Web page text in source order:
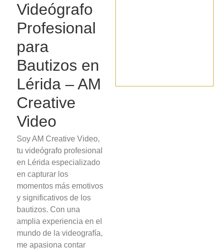
Videógrafo
Profesional
para
Bautizos en
Lérida – AM
Creative
Video
Soy AM Creative Video,
tu videógrafo profesional
en Lérida especializado
en capturar los
momentos más emotivos
y significativos de los
bautizos. Con una
amplia experiencia en el
mundo de la videografía,
me apasiona contar